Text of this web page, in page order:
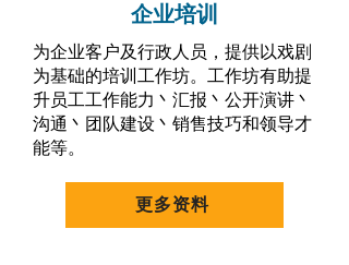
企业培训
为企业客户及行政人员，提供以戏剧
为基础的培训工作坊。工作坊有助提
升员工工作能力丶汇报丶公开演讲丶
沟通丶团队建设丶销售技巧和领导才
能等。
更多资料